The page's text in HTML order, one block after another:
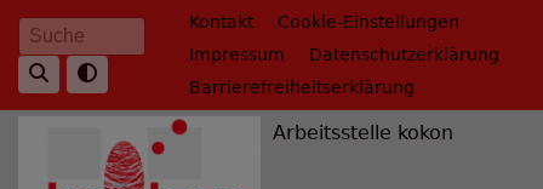
Direkt
zum
Inhalt
Suche Fußbereichsmenü
Kontakt
Cookie-Einstellungen
Impressum
Datenschutzerklärung
Barrierefreiheitserklärung
Arbeitsstelle kokon